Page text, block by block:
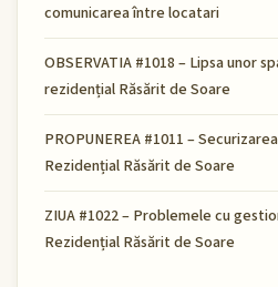
comunicarea între locatari
OBSERVATIA #1018 – Lipsa unor
rezidențial Răsărit de Soare
PROPUNEREA #1011 –
Rezidențial Răsărit de Soare
ZIUA #1022 – Problemele cu
Rezidențial Răsărit de Soare